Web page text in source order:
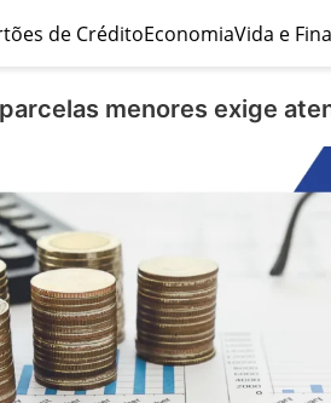
de CréditoEconomiaVida e
menores exige